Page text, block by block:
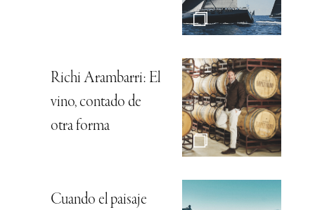
Richi Arambarri: El
vino, contado de
otra forma
Cuando el paisaje